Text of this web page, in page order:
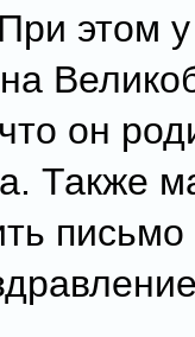
этом у
он
Также